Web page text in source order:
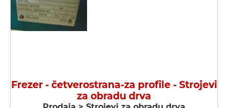
Frezer - četverostrana-za profile - Strojevi
za obradu drva